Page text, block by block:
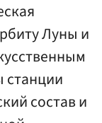
Луны и
станции
состав и